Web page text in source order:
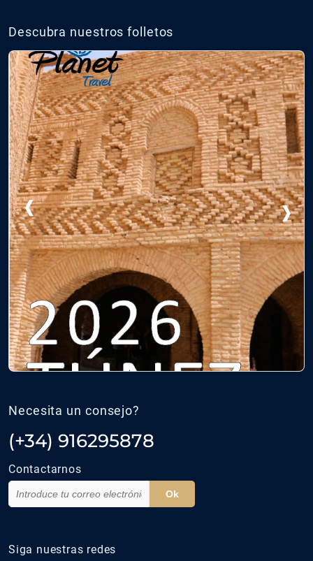
Descubra nuestros folletos
‹ ›
Necesita un consejo?
(+34) 916295878
Contactarnos
Ok
Siga nuestras redes